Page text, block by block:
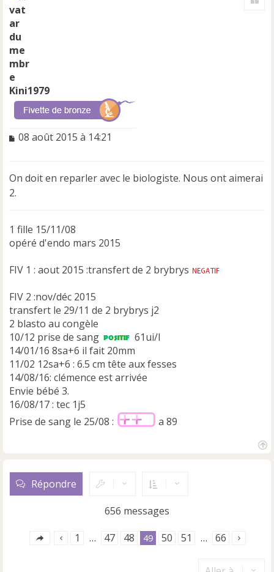
Kini1979
M
a
g
o
n
l
u
08 août 2015 à 14:21
On doit en reparler avec le biologiste. Nous ont aimerai
2.
1 fille 15/11/08
opéré d'endo mars 2015
FIV 1 : aout 2015 :transfert de 2 brybrys
FIV 2 :nov/déc 2015
transfert le 29/11 de 2 brybrys j2
2 blasto au congèle
10/12 prise de sang
61ui/l
14/01/16 8sa+6 il fait 20mm
11/02 12sa+6 : 6.5 cm tête aux fesses
14/08/16: clémence est arrivée
Envie bébé 3.
16/08/17 : tec 1j5
Prise de sang le 25/08 :
a 89
Répondre
656 messages
1 … 47 48 49 50 51 … 66